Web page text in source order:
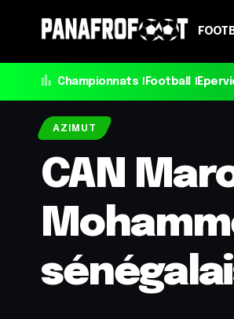
Championnats Football
AZIMUT
CAN